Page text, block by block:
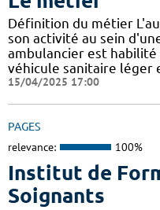
Définition du métier
son activité au sein
ambulancier est habilité
véhicule sanitaire léger
15/04/2025 17:00
PAGES
relevance: 100%
Institut de
Soignants